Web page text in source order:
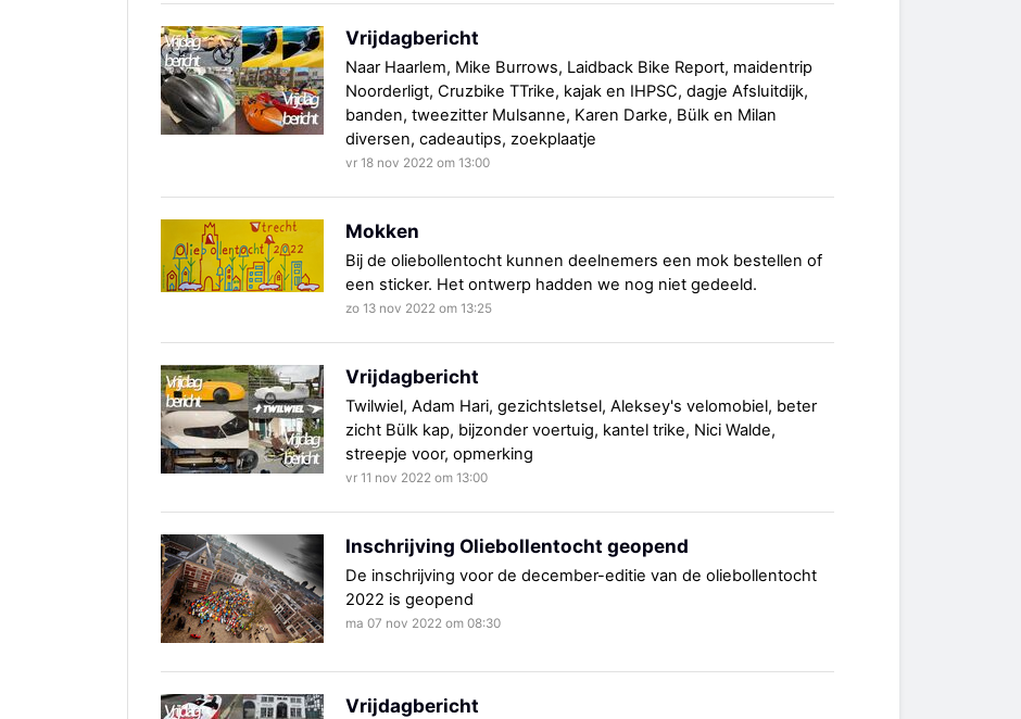
Vrijdagbericht
Naar Haarlem, Mike Burrows, Laidback Bike Report, maidentrip
Noorderligt, Cruzbike TTrike, kajak en IHPSC, dagje Afsluitdijk,
banden, tweezitter Mulsanne, Karen Darke, Bülk en Milan
diversen, cadeautips, zoekplaatje
vr 18 nov 2022 om 13:00
Mokken
Bij de oliebollentocht kunnen deelnemers een mok bestellen of
een sticker. Het ontwerp hadden we nog niet gedeeld.
zo 13 nov 2022 om 13:25
Vrijdagbericht
Twilwiel, Adam Hari, gezichtsletsel, Aleksey's velomobiel, beter
zicht Bülk kap, bijzonder voertuig, kantel trike, Nici Walde,
streepje voor, opmerking
vr 11 nov 2022 om 13:00
Inschrijving Oliebollentocht geopend
De inschrijving voor de december-editie van de oliebollentocht
2022 is geopend
ma 07 nov 2022 om 08:30
Vrijdagbericht